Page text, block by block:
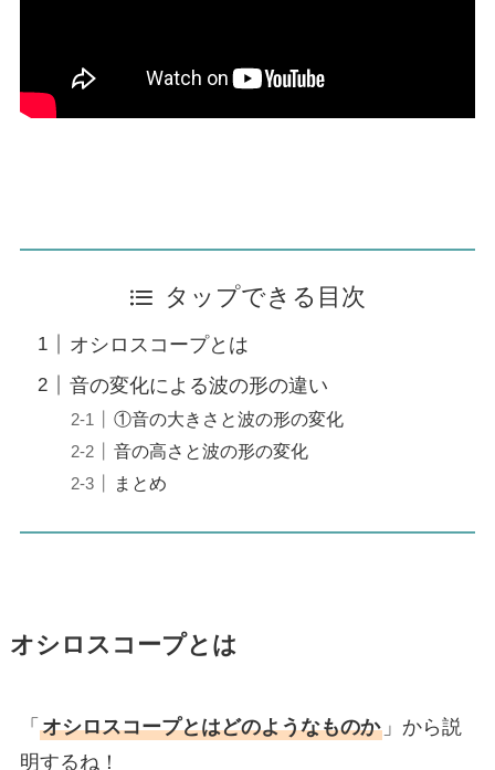
タップできる目次
オシロスコープとは
音の変化による波の形の違い
①音の大きさと波の形の変化
音の高さと波の形の変化
まとめ
オシロスコープとは
「 オシロスコープとはどのようなものか」から説
明するね！